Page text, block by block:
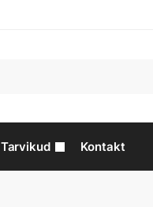
Tarvikud Kontakt